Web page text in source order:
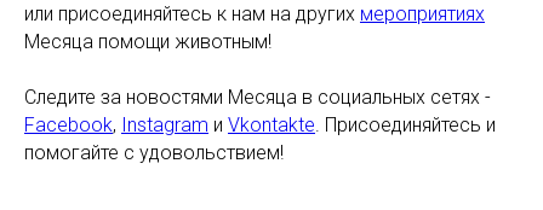
или присоединяйтесь к нам на других мероприятиях
Месяца помощи животным!
Cледите за новостями Месяца в социальных сетях -
Facebook, Instagram и Vkontakte . Присоединяйтесь и
помогайте с удовольствием!